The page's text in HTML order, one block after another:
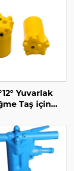
Yuvarlak
Taş için